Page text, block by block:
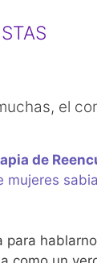
el
de
mujeres